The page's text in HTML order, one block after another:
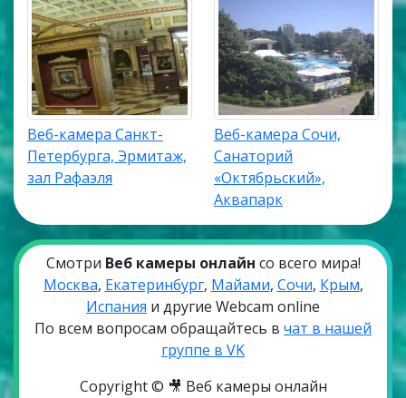
Веб-камера Санкт-
Петербурга, Эрмитаж,
зал Рафаэля
Веб-камера Сочи,
Санаторий
«Октябрьский»,
Аквапарк
Смотри Веб камеры онлайн со всего мира!
Москва, Екатеринбург, Майами, Сочи, Крым,
Испания и другие Webcam online
По всем вопросам обращайтесь в чат в нашей
группе в VK
Copyright © 🎥 Веб камеры онлайн